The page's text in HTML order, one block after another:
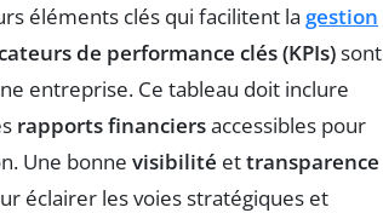
éléments clés qui facilitent la gestion
de performance clés (KPIs)sont
entreprise. Ce tableau doit inclure
rapports financiersaccessibles pour
Une bonne visibilité ettransparence
éclairer les voies stratégiques et